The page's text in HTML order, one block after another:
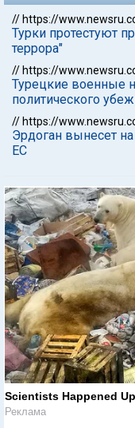
// https://
Турки протестуют
террора"
// https://
Турецкие военные
политического
// https://
Эрдоган вынесет
ЕС
Scientists Happened
Реклама